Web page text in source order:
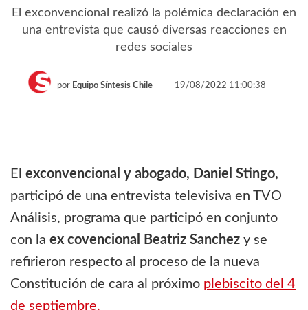
El exconvencional realizó la polémica declaración en
una entrevista que causó diversas reacciones en
redes sociales
por Equipo Síntesis Chile 19/08/2022 11:00:38
El exconvencional y abogado, Daniel Stingo,
participó de una entrevista televisiva en TVO
Análisis, programa que participó en conjunto
con la ex covencional Beatriz Sanchez y se
refirieron respecto al proceso de la nueva
Constitución de cara al próximo plebiscito del 4
de septiembre.